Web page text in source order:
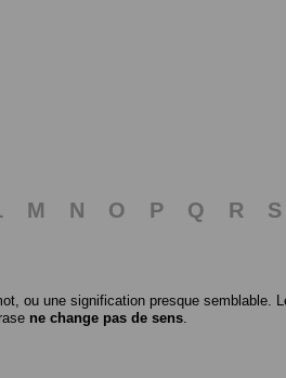
M N O P Q R S
ou une signification presque semblable.
ne change pas de sens